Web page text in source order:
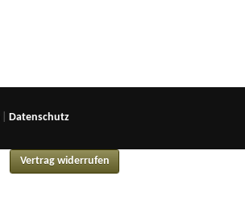
Datenschutz
Vertrag widerrufen